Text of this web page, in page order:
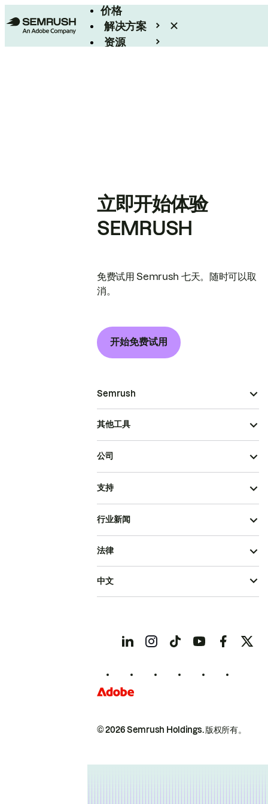
价格
解决方案
资源
立即开始体验
SEMRUSH
免费试用 Semrush 七天。随时可以取
消。
开始免费试用
Semrush
其他工具
公司
支持
行业新闻
© 2026 Semrush Holdings.版权所有。
法律
中文